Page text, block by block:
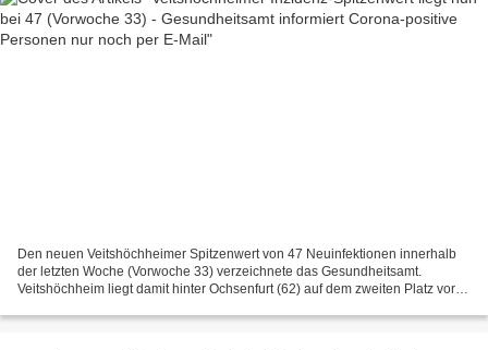
Den neuen Veitshöchheimer Spitzenwert von 47 Neuinfektionen innerhalb
der letzten Woche (Vorwoche 33) verzeichnete das Gesundheitsamt.
Veitshöchheim liegt damit hinter Ochsenfurt (62) auf dem zweiten Platz vor